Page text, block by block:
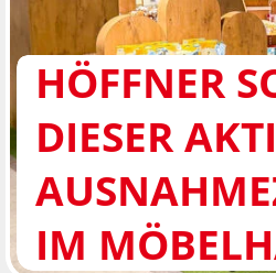
HÖFFNER
DIESER
IM